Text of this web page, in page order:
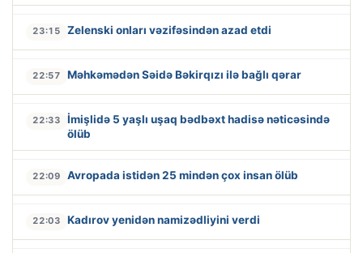
23:15 Zelenski onları vəzifəsindən azad etdi
22:57 Məhkəmədən Səidə Bəkirqızı ilə bağlı qərar
22:33
İmişlidə 5 yaşlı uşaq bədbəxt hadisə nəticəsində
ölüb
22:09 Avropada istidən 25 mindən çox insan ölüb
22:03 Kadırov yenidən namizədliyini verdi